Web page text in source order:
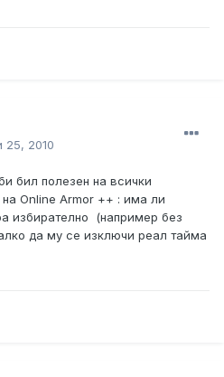
25, 2010
бил полезен на всички
Online Armor ++ : има ли
избирателно (например без
да му се изключи реал тайма